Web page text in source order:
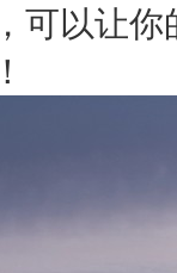
可以让你